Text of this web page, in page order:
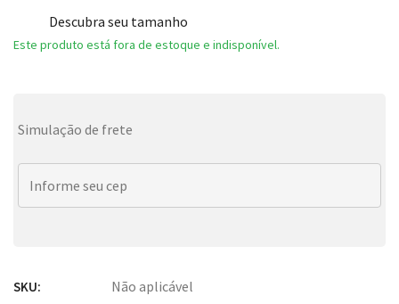
Descubra seu tamanho
Este produto está fora de estoque e indisponível.
Simulação de frete
SKU: Não aplicável